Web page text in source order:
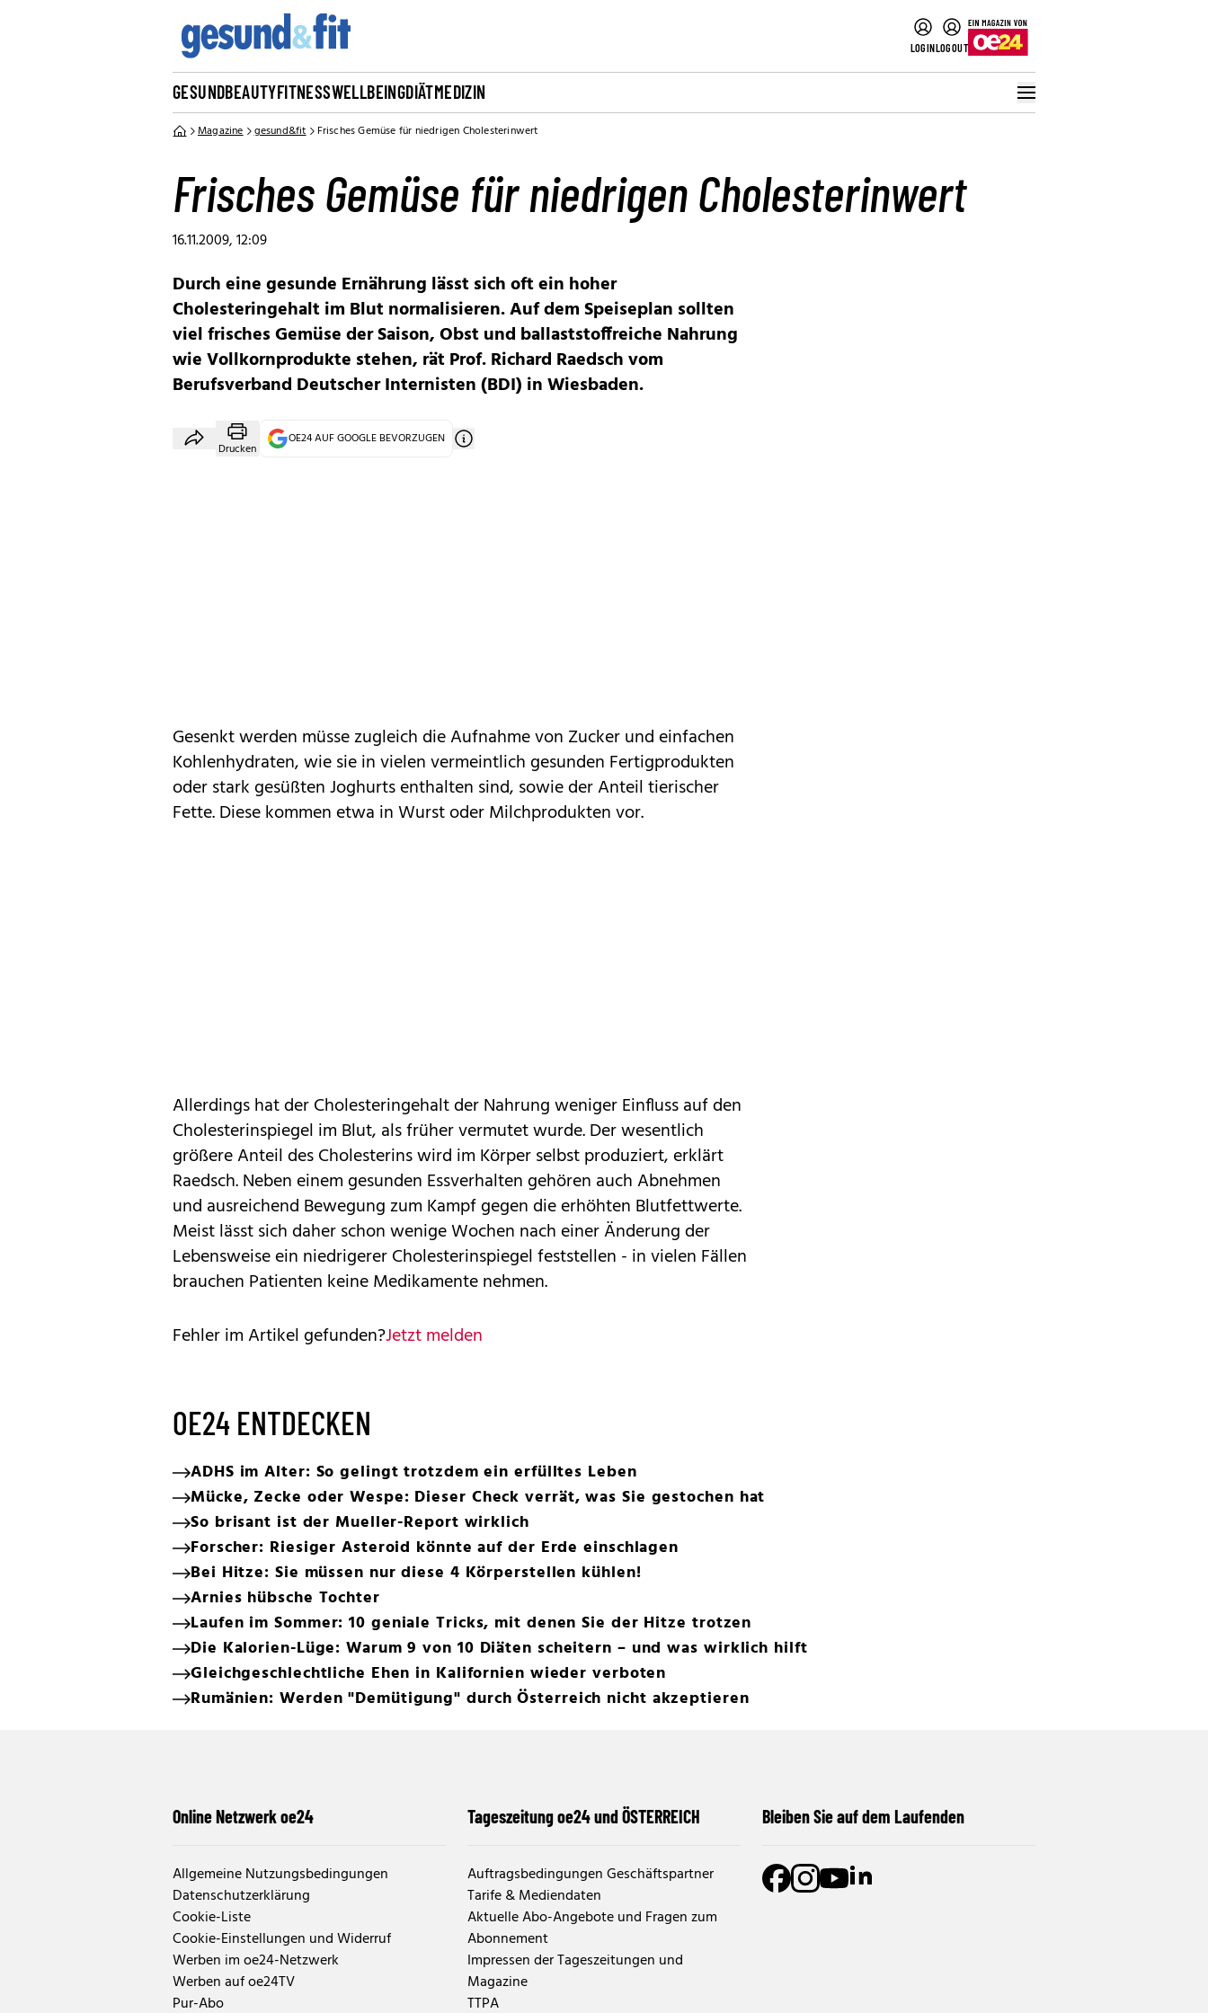
LOGINLOGOUT
GESUNDBEAUTYFITNESSWELLBEINGDIÄTMEDIZIN
Magazine gesund&fit Frisches Gemüse für niedrigen Cholesterinwert
Frisches Gemüse für niedrigen Cholesterinwert
16.11.2009, 12:09
Durch eine gesunde Ernährung lässt sich oft ein hoher
Cholesteringehalt im Blut normalisieren. Auf dem Speiseplan sollten
viel frisches Gemüse der Saison, Obst und ballaststoffreiche Nahrung
wie Vollkornprodukte stehen, rät Prof. Richard Raedsch vom
Berufsverband Deutscher Internisten (BDI) in Wiesbaden.
Drucken
OE24 AUF GOOGLE BEVORZUGEN
Gesenkt werden müsse zugleich die Aufnahme von Zucker und einfachen
Kohlenhydraten, wie sie in vielen vermeintlich gesunden Fertigprodukten
oder stark gesüßten Joghurts enthalten sind, sowie der Anteil tierischer
Fette. Diese kommen etwa in Wurst oder Milchprodukten vor.
Allerdings hat der Cholesteringehalt der Nahrung weniger Einfluss auf den
Cholesterinspiegel im Blut, als früher vermutet wurde. Der wesentlich
größere Anteil des Cholesterins wird im Körper selbst produziert, erklärt
Raedsch. Neben einem gesunden Essverhalten gehören auch Abnehmen
und ausreichend Bewegung zum Kampf gegen die erhöhten Blutfettwerte.
Meist lässt sich daher schon wenige Wochen nach einer Änderung der
Lebensweise ein niedrigerer Cholesterinspiegel feststellen - in vielen Fällen
brauchen Patienten keine Medikamente nehmen.
Fehler im Artikel gefunden?Jetzt melden
OE24 ENTDECKEN
ADHS im Alter: So gelingt trotzdem ein erfülltes Leben
Mücke, Zecke oder Wespe: Dieser Check verrät, was Sie gestochen hat
So brisant ist der Mueller-Report wirklich
Forscher: Riesiger Asteroid könnte auf der Erde einschlagen
Bei Hitze: Sie müssen nur diese 4 Körperstellen kühlen!
Arnies hübsche Tochter
Laufen im Sommer: 10 geniale Tricks, mit denen Sie der Hitze trotzen
Die Kalorien-Lüge: Warum 9 von 10 Diäten scheitern – und was wirklich hilft
Gleichgeschlechtliche Ehen in Kalifornien wieder verboten
Rumänien: Werden "Demütigung" durch Österreich nicht akzeptieren
Online Netzwerk oe24
Allgemeine Nutzungsbedingungen
Datenschutzerklärung
Cookie-Liste
Cookie-Einstellungen und Widerruf
Werben im oe24-Netzwerk
Werben auf oe24TV
Pur-Abo
Tageszeitung oe24 und ÖSTERREICH
Auftragsbedingungen Geschäftspartner
Tarife & Mediendaten
Aktuelle Abo-Angebote und Fragen zum
Abonnement
Impressen der Tageszeitungen und
Magazine
TTPA
Bleiben Sie auf dem Laufenden